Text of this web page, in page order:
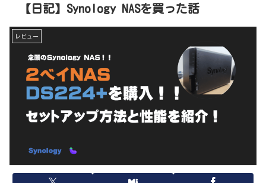
【日記】Synology NASを買った話
レビュー